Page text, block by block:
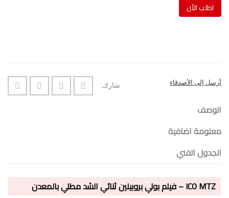
اطلب الأن
أرسل إلى الأصدقاء شارك:
الوصف
معلومة اضافية
الجدول الفني
ICO MTZ – فيلم بولي بروبيلين ثنائي الشد مطلي بالمعدن